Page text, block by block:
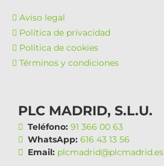
Aviso legal
Política de privacidad
Política de cookies
Términos y condiciones
PLC MADRID, S.L.U.
Teléfono: 91 366 00 63
WhatsApp: 616 43 13 56
Email: plcmadrid@plcmadrid.es